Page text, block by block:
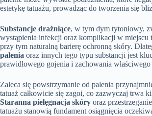
estetykę tatuażu, prowadząc do tworzenia się
Substancje drażniące, w tym dym tytoniowy,
wystąpienia infekcji oraz komplikacji w miejscu
przy tym naturalną barierę ochronną skóry.
palenia oraz innych tego typu substancji jest
prawidłowego gojenia i zachowania
Zaleca się powstrzymanie od palenia
tatuaż całkowicie się zagoi, co zazwyczaj trwa
Staranna pielęgnacja skóry oraz
tatuażu stanowią fundament osiągnięcia